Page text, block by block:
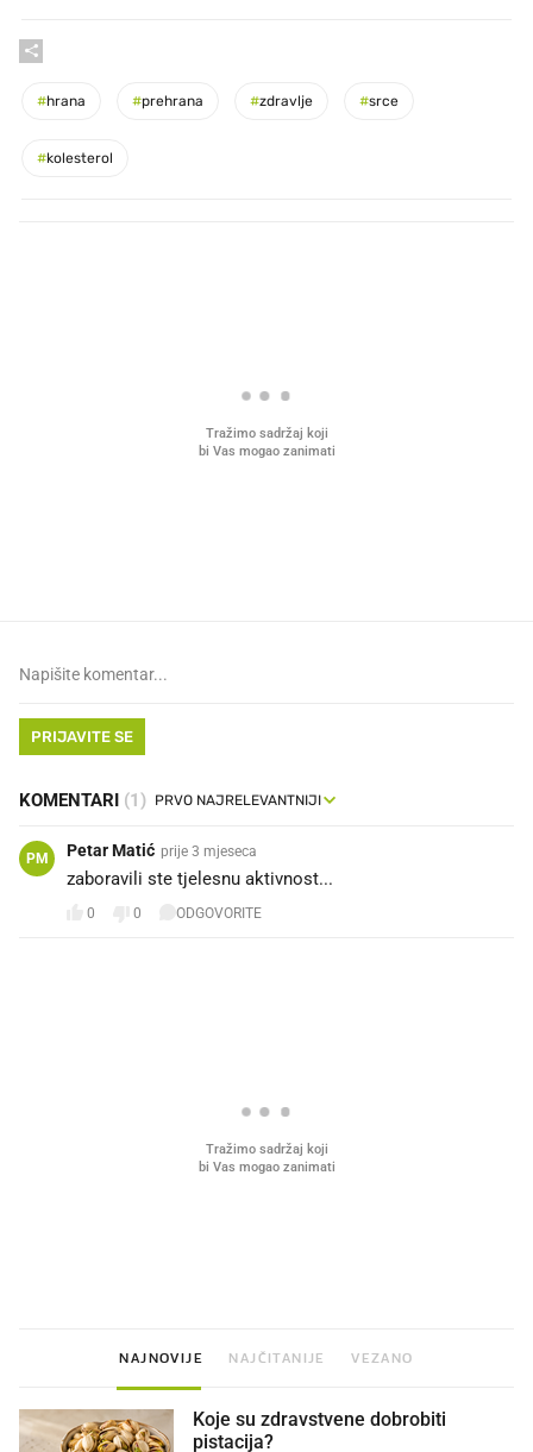
#hrana #prehrana #zdravlje #srce
#kolesterol
PRIJAVITE SE
KOMENTARI (1)
PM Petar Matić prije 3 mjeseca
zaboravili ste tjelesnu aktivnost...
0 0 ODGOVORITE
NAJNOVIJE NAJČITANIJE VEZANO
Koje su zdravstvene dobrobiti
pistacija?